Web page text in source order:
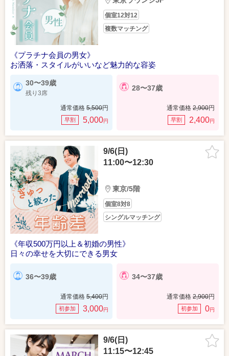
個室12対12
複数マッチング
《プラチナ会員の男女》
お洒落・スタイルがいいなど魅力的な容姿
30〜39歳
残り3席
通常価格 5,500円
早割 5,000円
28〜37歳
通常価格 2,900円
早割 2,400円
9/6(日)
11:00〜12:30
東京/5階
個室8対8
シングルマッチング
《年収500万円以上＆初婚の男性》
日々の幸せを大切にできる男女
36〜39歳
通常価格 5,400円
初参加 3,000円
34〜37歳
通常価格 2,900円
初参加 0円
9/6(日)
11:15〜12:45